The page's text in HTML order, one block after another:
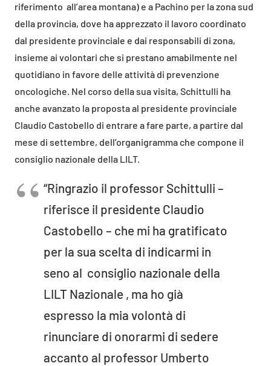
riferimento all’area montana) e a Pachino per la zona sud
della provincia, dove ha apprezzato il lavoro coordinato
dal presidente provinciale e dai responsabili di zona,
insieme ai volontari che si prestano amabilmente nel
quotidiano in favore delle attività di prevenzione
oncologiche. Nel corso della sua visita, Schittulli ha
anche avanzato la proposta al presidente provinciale
Claudio Castobello di entrare a fare parte, a partire dal
mese di settembre, dell’organigramma che compone il
consiglio nazionale della LILT.
“Ringrazio il professor Schittulli –
riferisce il presidente Claudio
Castobello – che mi ha gratificato
per la sua scelta di indicarmi in
seno al consiglio nazionale della
LILT Nazionale , ma ho già
espresso la mia volontà di
rinunciare di onorarmi di sedere
accanto al professor Umberto